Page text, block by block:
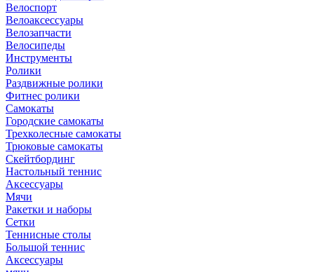
Велоспорт
Велоаксессуары
Велозапчасти
Велосипеды
Инструменты
Ролики
Раздвижные ролики
Фитнес ролики
Самокаты
Городские самокаты
Трехколесные самокаты
Трюковые самокаты
Скейтбординг
Настольный теннис
Аксессуары
Мячи
Ракетки и наборы
Сетки
Теннисные столы
Большой теннис
Аксессуары